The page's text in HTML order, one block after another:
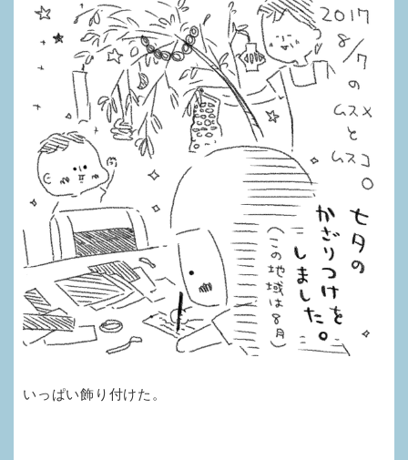
いっぱい飾り付けた。